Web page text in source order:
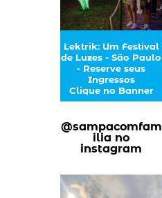
Lektrik: Um Festival
de Luzes - São Paulo
- Reserve seus
Ingressos
Clique no Banner
@sampacomfam
ilia no
instagram